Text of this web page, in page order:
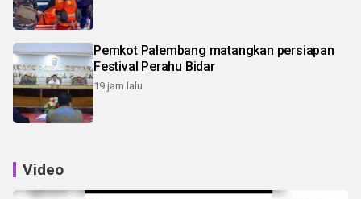
Pemkot Palembang matangkan persiapan
Festival Perahu Bidar
19 jam lalu
Video